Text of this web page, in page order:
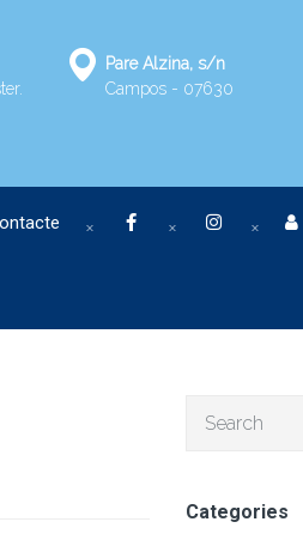
Pare Alzina, s/n
Campos - 07630
Categories